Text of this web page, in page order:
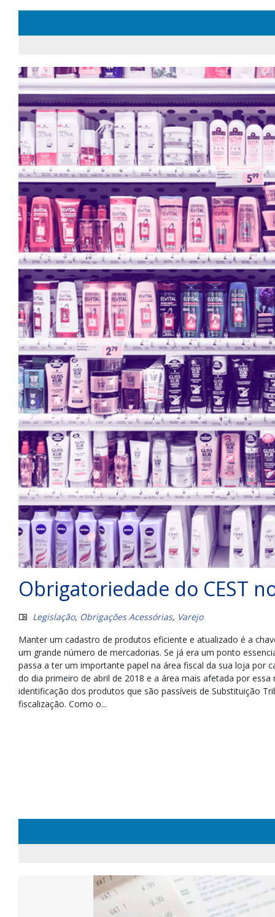
Obrigatoriedade do CEST
Legislação, Obrigações Acessórias, Varejo
Manter um cadastro de produtos eficiente e atualizado é a
um grande número de mercadorias. Se já era um ponto
passa a ter um importante papel na área fiscal da sua loja por
do dia primeiro de abril de 2018 e a área mais afetada por
identificação dos produtos que são passíveis de Substituição
fiscalização. Como o...